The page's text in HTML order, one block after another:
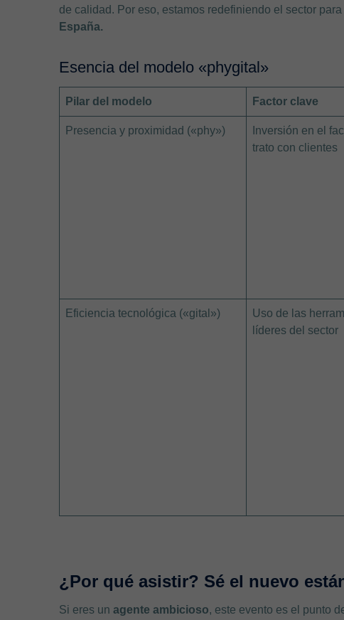
de calidad. Por eso, estamos redefiniendo el sector
España.
Esencia del modelo «phygital»
Pilar del modelo Factor clave
Presencia y proximidad («phy»)
Inversión en el
trato con clientes
Eficiencia tecnológica («gital»)
Uso de las
líderes del sector
¿Por qué asistir? Sé el nuevo
Si eres unagente ambicioso, este evento es el punto